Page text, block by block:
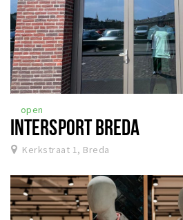
open
INTERSPORT BREDA
Kerkstraat 1, Breda